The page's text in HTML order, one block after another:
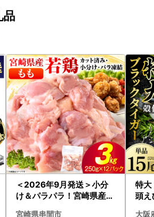
品
＜2026年9月発送＞小分
け＆パラパラ！宮崎県産鶏
宮崎県串間市
特大
頭
大阪